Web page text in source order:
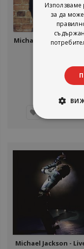
Michael Jackson ‎- Off
18,00 €
Michael Jackson ‎-
Използваме
за да